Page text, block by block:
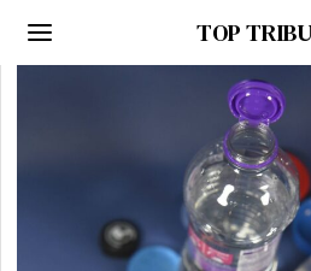
TOP